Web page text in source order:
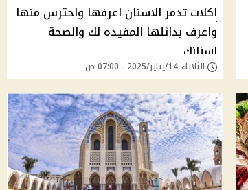
اكلات تدمر الاسنان اعرفها واحترس منها
واعرف بدائلها المفيده لك والصحة
اسنانك
الثلاثاء 14/يناير/2025 - 07:00 ص